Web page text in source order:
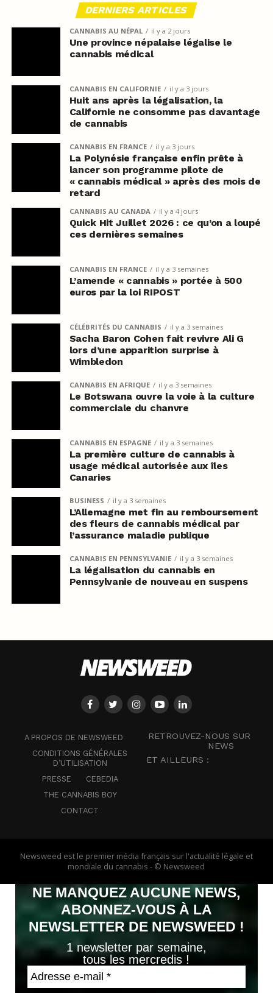
DERNIERS ARTICLES
CANNABIS AU NÉPAL il y a 2 jours
Une province népalaise légalise le
cannabis médical
CANNABIS EN CALIFORNIE il y a 3 jours
Huit ans après la légalisation, la
Californie ne consomme pas davantage
de cannabis
CANNABIS EN FRANCE il y a 3 jours
La Polynésie française enfin prête à
lancer son programme pilote de
« cannabis médical » après des mois de
retard
CANNABIS AU CANADA il y a 4 jours
Quick Hit Juillet 2026 : ce qu’on a loupé
ces dernières semaines
CANNABIS EN FRANCE il y a 3 semaines
L’amende « cannabis » portée à 500
euros par la loi RIPOST
CÉLÉBRITÉS DU CANNABIS il y a 3 semaines
Sacha Baron Cohen fait revivre Ali G
lors d’une apparition surprise à
Wimbledon
CANNABIS EN AFRIQUE il y a 3 semaines
Le Botswana ouvre la voie à la culture
commerciale du chanvre
CANNABIS EN ESPAGNE il y a 3 semaines
La première culture de cannabis à
usage médical autorisée aux îles
Canaries
BUSINESS il y a 3 semaines
L’Allemagne met fin au remboursement
des fleurs de cannabis médical par
l’assurance maladie publique
CANNABIS EN PENNSYLVANIE il y a 3 semaines
La légalisation du cannabis en
Pennsylvanie de nouveau en suspens
A PROPOS DE NEWSWEED
CONDITIONS GÉNÉRALES
D’UTILISATION
PRESSE
CEBEDIA
THE CANNABIS BOY
CONTACT
RETROUVEZ-NOUS SUR
NEWS
ET AILLEURS :
Newsweed est le premier média français sur l'actualité légale et
mondiale du cannabis - © Newsweed
NE MANQUEZ AUCUNE NEWS,
ABONNEZ-VOUS À LA
NEWSLETTER DE NEWSWEED !
1 newsletter par semaine,
tous les mercredis !